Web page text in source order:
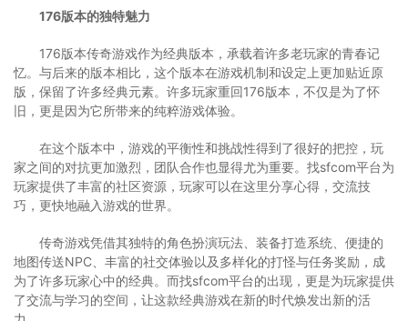
176版本的独特魅力
176版本传奇游戏作为经典版本，承载着许多老玩家的青春记
忆。与后来的版本相比，这个版本在游戏机制和设定上更加贴近原
版，保留了许多经典元素。许多玩家重回176版本，不仅是为了怀
旧，更是因为它所带来的纯粹游戏体验。
在这个版本中，游戏的平衡性和挑战性得到了很好的把控，玩
家之间的对抗更加激烈，团队合作也显得尤为重要。找sfcom平台为
玩家提供了丰富的社区资源，玩家可以在这里分享心得，交流技
巧，更快地融入游戏的世界。
传奇游戏凭借其独特的角色扮演玩法、装备打造系统、便捷的
地图传送NPC、丰富的社交体验以及多样化的打怪与任务奖励，成
为了许多玩家心中的经典。而找sfcom平台的出现，更是为玩家提供
了交流与学习的空间，让这款经典游戏在新的时代焕发出新的活